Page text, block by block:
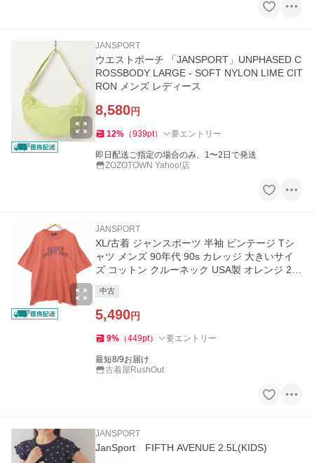
JANSPORT
ウエストポーチ 「JANSPORT」UNPHASED C
ROSSBODY LARGE - SOFT NYLON LIME CIT
RON メンズ レディース
8,580円
12% （939pt） 要エントリー
即日配送ご指定の場合のみ、1〜2日で発送
ZOZOTOWN Yahoo!店
JANSPORT
XL/古着 ジャンスポーツ 半袖 ビンテージ Tシ
ャツ メンズ 90年代 90s カレッジ 大きいサイ
ズ コットン クルーネック USA製 オレンジ 26j
中古
5,490円
9% （449pt） 要エントリー
最短8/9お届け
古着屋RushOut
JANSPORT
JanSport FIFTH AVENUE 2.5L(KIDS)